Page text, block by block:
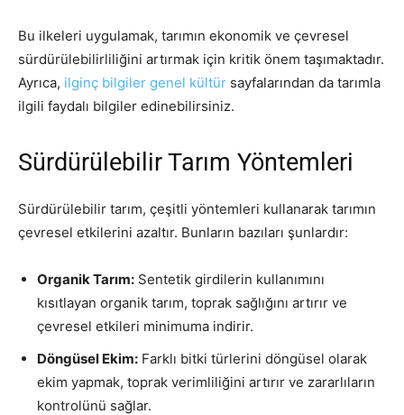
Bu ilkeleri uygulamak, tarımın ekonomik ve çevresel
sürdürülebilirliliğini artırmak için kritik önem taşımaktadır.
Ayrıca, ilginç bilgiler genel kültür sayfalarından da tarımla
ilgili faydalı bilgiler edinebilirsiniz.
Sürdürülebilir Tarım Yöntemleri
Sürdürülebilir tarım, çeşitli yöntemleri kullanarak tarımın
çevresel etkilerini azaltır. Bunların bazıları şunlardır:
Organik Tarım: Sentetik girdilerin kullanımını
kısıtlayan organik tarım, toprak sağlığını artırır ve
çevresel etkileri minimuma indirir.
Döngüsel Ekim: Farklı bitki türlerini döngüsel olarak
ekim yapmak, toprak verimliliğini artırır ve zararlıların
kontrolünü sağlar.